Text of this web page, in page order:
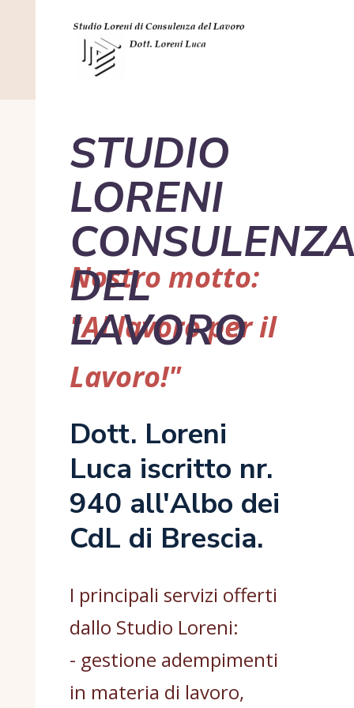
STUDIO
LORENI
DEL
LAVORO
Nostro motto:
"Allavoroper il
Lavoro!"
Dott. Loreni
Luca iscritto nr.
940 all'Albo dei
CdL di Brescia.
I principali servizi offerti
dallo Studio Loreni:
- gestione adempimenti
in materia di lavoro,